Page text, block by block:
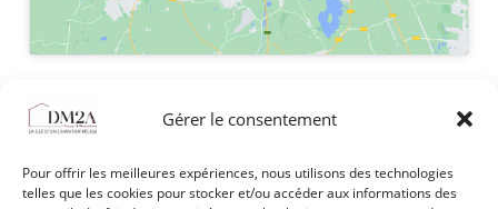
Gérer le consentement
Pour offrir les meilleures expériences, nous utilisons des technologies
telles que les cookies pour stocker et/ou accéder aux informations des